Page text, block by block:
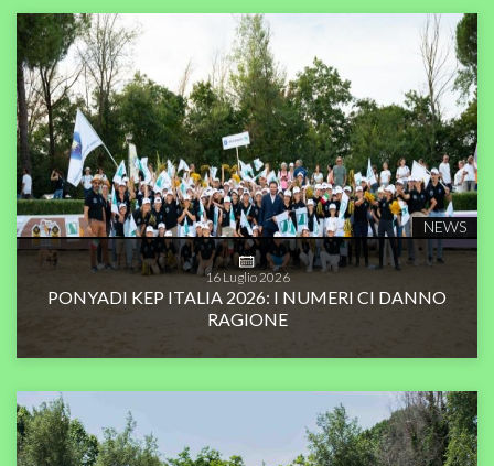
NEWS
16 Luglio2026
PONYADI KEP ITALIA 2026: I NUMERI CI DANNO
RAGIONE